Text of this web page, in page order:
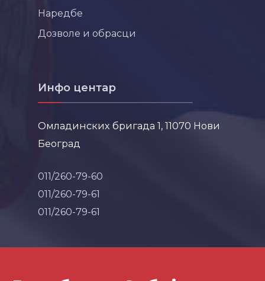
Наредбе
Дозволе и обрасци
Инфо центар
Омладинских бригада 1, 11070 Нови
Београд
011/260-79-60
011/260-79-61
011/260-79-61